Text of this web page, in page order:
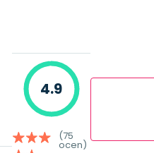
4.9
(75
ocen)